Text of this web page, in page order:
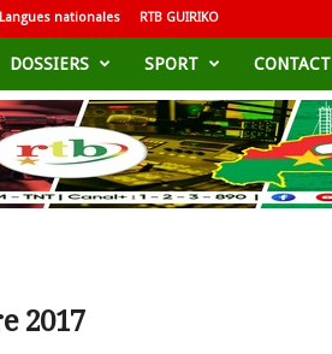
Langues nationales RTB GUIRIKO
DOSSIERS SPORT CONTACT
2017